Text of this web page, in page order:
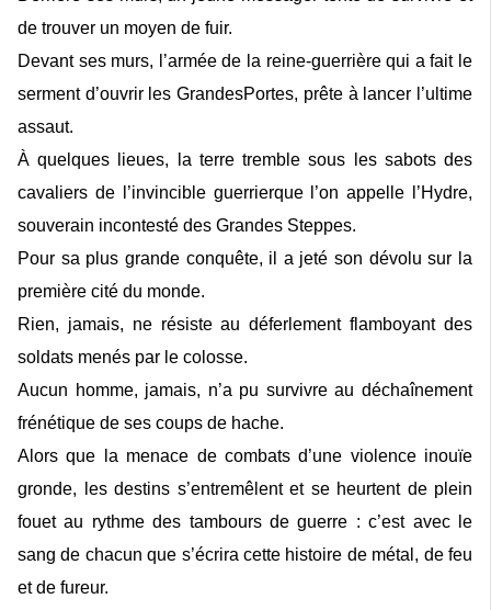
de trouver un moyen de fuir.
Devant ses murs, l’armée de la reine-guerrière qui a fait le
serment d’ouvrir les GrandesPortes, prête à lancer l’ultime
assaut.
À quelques lieues, la terre tremble sous les sabots des
cavaliers de l’invincible guerrierque l’on appelle l’Hydre,
souverain incontesté des Grandes Steppes.
Pour sa plus grande conquête, il a jeté son dévolu sur la
première cité du monde.
Rien, jamais, ne résiste au déferlement flamboyant des
soldats menés par le colosse.
Aucun homme, jamais, n’a pu survivre au déchaînement
frénétique de ses coups de hache.
Alors que la menace de combats d’une violence inouïe
gronde, les destins s’entremêlent et se heurtent de plein
fouet au rythme des tambours de guerre : c’est avec le
sang de chacun que s’écrira cette histoire de métal, de feu
et de fureur.